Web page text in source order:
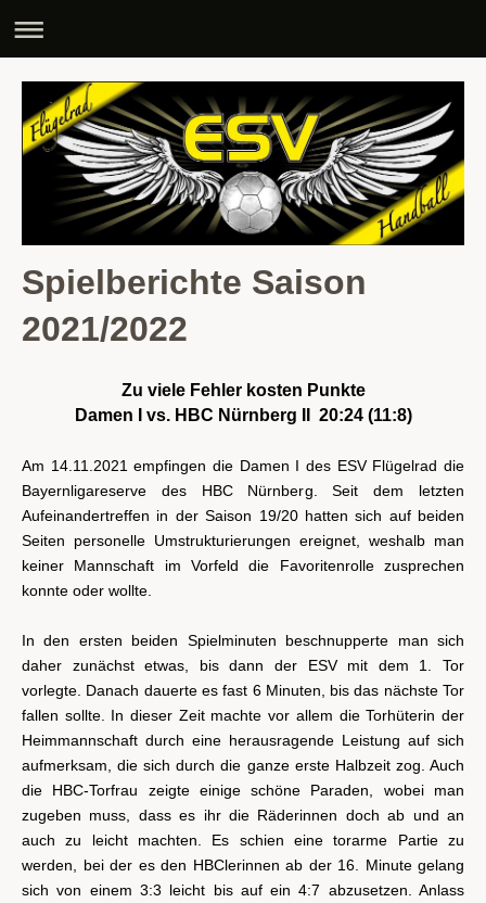
Spielberichte Saison
2021/2022
Zu viele Fehler kosten Punkte
Damen I vs. HBC Nürnberg II 20:24 (11:8)
Am 14.11.2021 empfingen die Damen I des ESV Flügelrad die
Bayernligareserve des HBC Nürnberg. Seit dem letzten
Aufeinandertreffen in der Saison 19/20 hatten sich auf beiden
Seiten personelle Umstrukturierungen ereignet, weshalb man
keiner Mannschaft im Vorfeld die Favoritenrolle zusprechen
konnte oder wollte.
In den ersten beiden Spielminuten beschnupperte man sich
daher zunächst etwas, bis dann der ESV mit dem 1. Tor
vorlegte. Danach dauerte es fast 6 Minuten, bis das nächste Tor
fallen sollte. In dieser Zeit machte vor allem die Torhüterin der
Heimmannschaft durch eine herausragende Leistung auf sich
aufmerksam, die sich durch die ganze erste Halbzeit zog. Auch
die HBC-Torfrau zeigte einige schöne Paraden, wobei man
zugeben muss, dass es ihr die Räderinnen doch ab und an
auch zu leicht machten. Es schien eine torarme Partie zu
werden, bei der es den HBClerinnen ab der 16. Minute gelang
sich von einem 3:3 leicht bis auf ein 4:7 abzusetzen. Anlass